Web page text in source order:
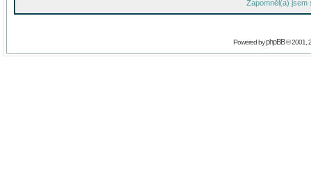
Zapomněl(a) jsem
Powered byphpBB© 2001,